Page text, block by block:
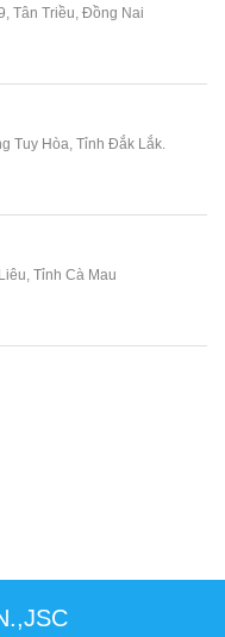
Tân Triều, Đồng Nai
Tuy Hòa, Tỉnh Đắk Lắk.
Tỉnh Cà Mau